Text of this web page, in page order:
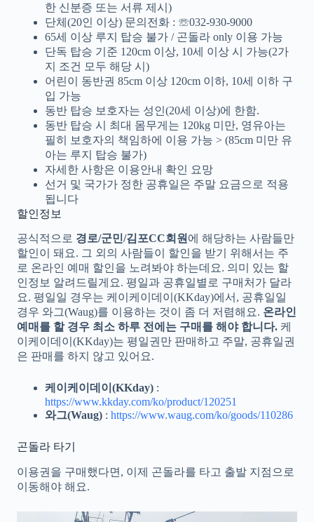
한 신분증 또는 서류 제시)
단체(20인 이상) 문의전화 : ☏032-930-9000
65세 이상 루지 탑승 불가 / 곤돌라 only 이용 가능
단독 탑승 기준 120cm 이상, 10세 이상 시 가능(2가
지 조건 모두 해당 시)
어린이 동반권 85cm 이상 120cm 이하, 10세 이하 구
입 가능
동반 탑승 보호자는 성인(20세 이상)에 한함.
동반 탑승 시 최대 몸무게는 120kg 미만, 영유아는
필히 보호자의 책임하에 이용 가능 > (85cm 미만 유
아는 루지 탑승 불가)
자세한 사항은 이용안내 확인 요망
선거 및 국가가 정한 공휴일은 주말 요금으로 적용
됩니다
할인정보
공식적으로 경로/군민/김포CC회원 에 해당하는 사람들만
할인이 돼요. 그 외의 사람들이 할인을 받기 위해서는 주
로 온라인 예매 할인을 노려봐야 하는데요. 의미 있는 할
인정보 알려드릴게요. 평일과 공휴일별로 구매처가 달라
요. 평일일 경우는 케이케이데이(KKday)에서, 공휴일일
경우 와그(Waug)를 이용하는 것이 좀 더 저렴해요. 온라인
예매를 할 경우 최소 하루 전에는 구매를 해야 합니다. 케
이케이데이(KKday)는 평일권만 판매하고 주말, 공휴일권
은 판매를 하지 않고 있어요.
케이케이데이(KKday) :
https://www.kkday.com/ko/product/120251
와그(Waug) : https://www.waug.com/ko/goods/110286
곤돌라 타기
이용권을 구매했다면, 이제 곤돌라를 타고 출발 지점으로
이동해야 해요.